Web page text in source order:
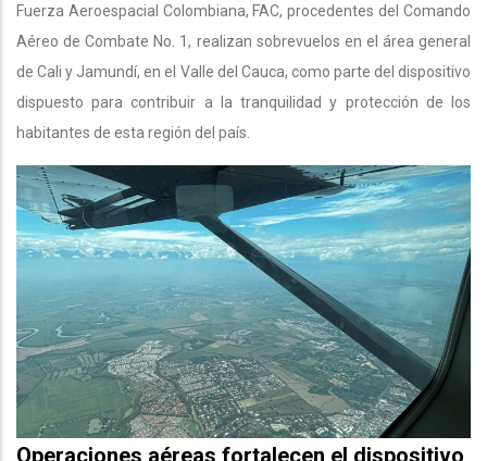
Fuerza Aeroespacial Colombiana, FAC, procedentes del Comando
Aéreo de Combate No. 1, realizan sobrevuelos en el área general
de Cali y Jamundí, en el Valle del Cauca, como parte del dispositivo
dispuesto para contribuir a la tranquilidad y protección de los
habitantes de esta región del país.
Operaciones aéreas fortalecen el dispositivo